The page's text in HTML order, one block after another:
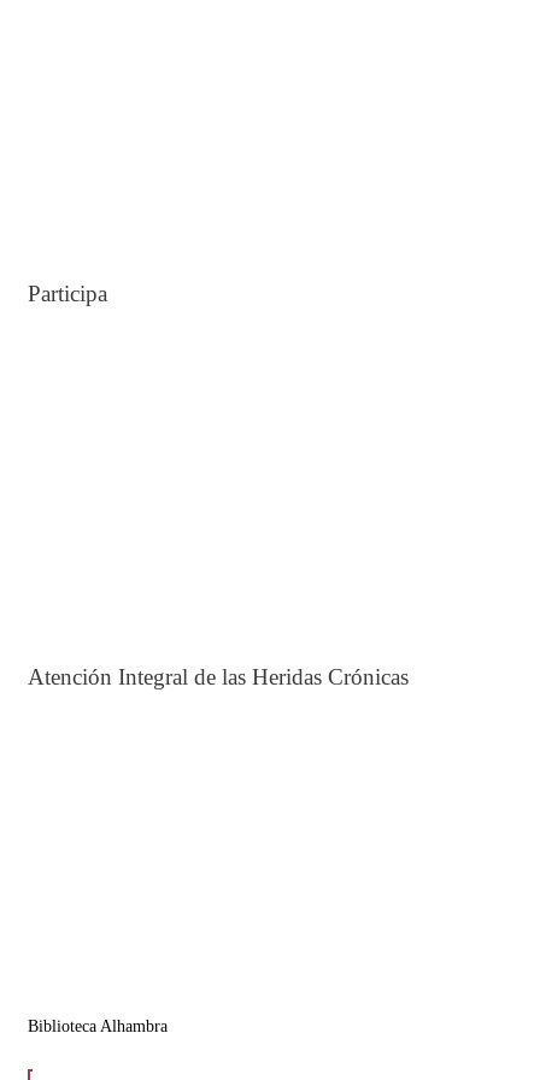
Participa
Atención Integral de las Heridas Crónicas
Biblioteca Alhambra